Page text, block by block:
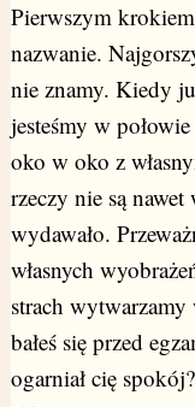
Pierwszym
nazwanie.
nie znamy. Kiedy
jesteśmy w
oko w oko z
rzeczy nie są
wydawało.
własnych
strach
bałeś się przed
ogarniał cię